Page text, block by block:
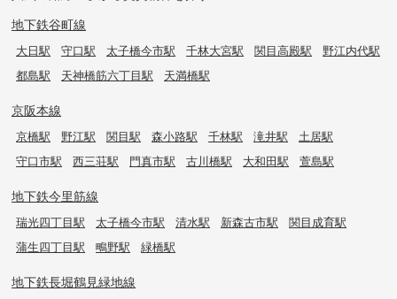
地下鉄谷町線
大日駅 守口駅 太子橋今市駅 千林大宮駅 関目高殿駅
野江内代駅
都島駅
天神橋筋六丁目駅 天満橋駅
京阪本線
京橋駅 野江駅 関目駅 森小路駅 千林駅 滝井駅
土居駅
守口市駅
西三荘駅 門真市駅 古川橋駅 大和田駅 萱島駅
地下鉄今里筋線
瑞光四丁目駅 太子橋今市駅 清水駅 新森古市駅
関目成育駅
蒲生四丁目駅
鴫野駅 緑橋駅
地下鉄長堀鶴見緑地線